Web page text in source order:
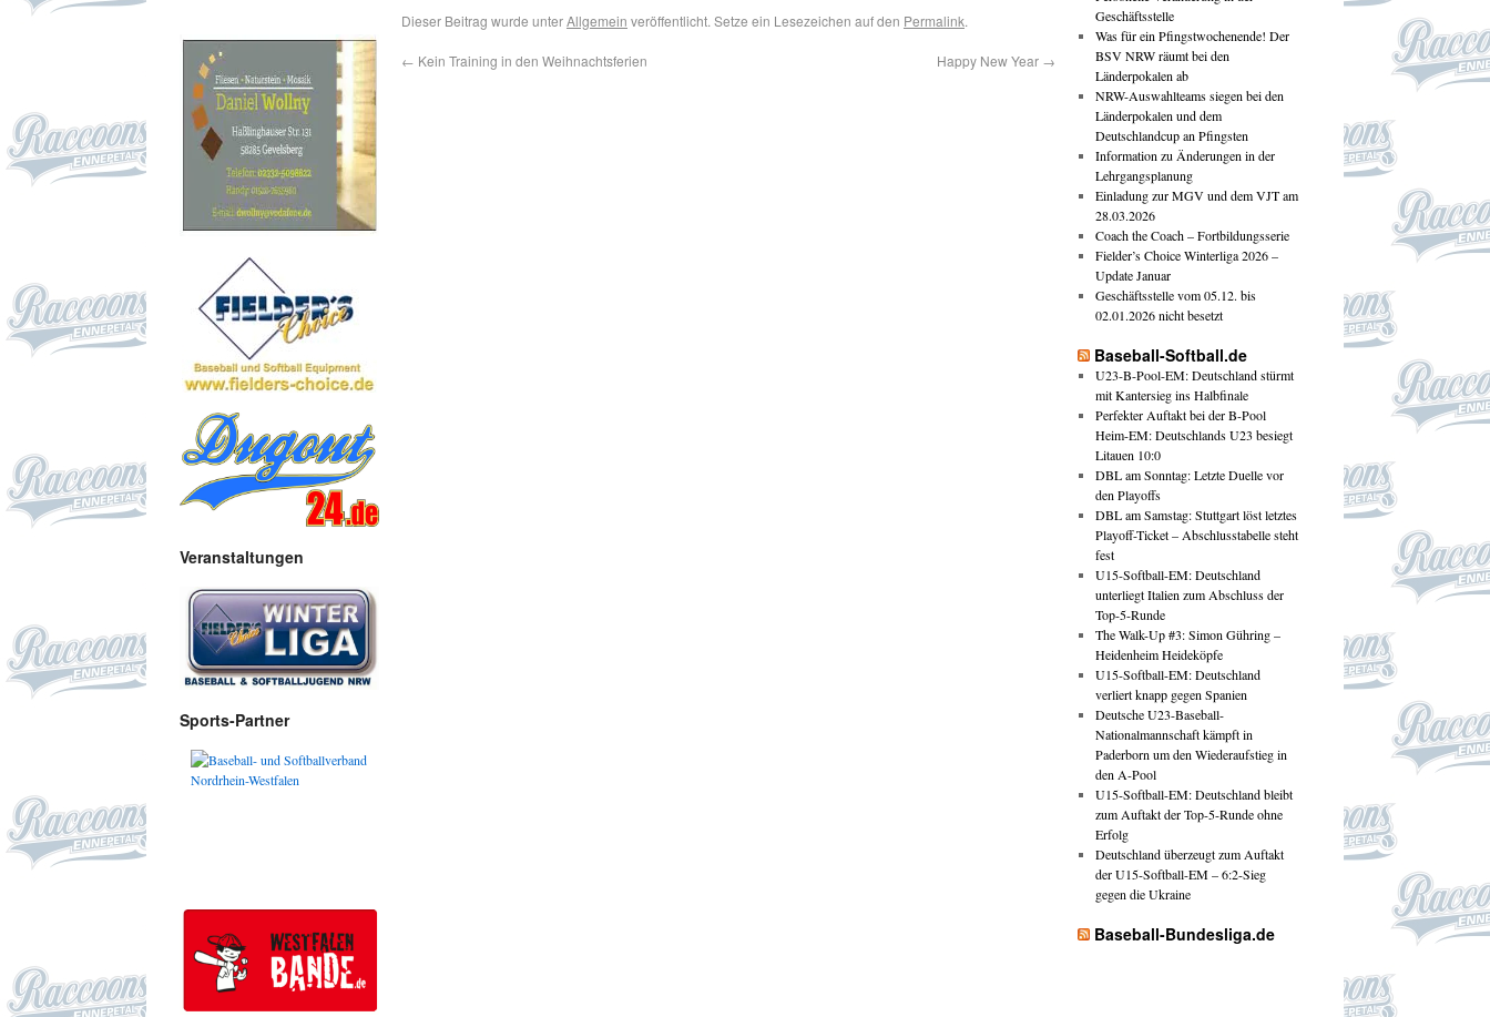
Dieser Beitrag wurde unterAllgemein veröffentlicht. Setze ein Lesezeichen auf den Permalink.
← Kein Training in den Weihnachtsferien Happy New Year →
Veranstaltungen
Sports-Partner
Geschäftsstelle
Was für ein Pfingstwochenende! Der
BSV NRW räumt bei den
Länderpokalen ab
NRW-Auswahlteams siegen bei den
Länderpokalen und dem
Deutschlandcup an Pfingsten
Information zu Änderungen in der
Lehrgangsplanung
Einladung zur MGV und dem VJT am
28.03.2026
Coach the Coach – Fortbildungsserie
Fielder’s Choice Winterliga 2026 –
Update Januar
Geschäftsstelle vom 05.12. bis
02.01.2026 nicht besetzt
Baseball-Softball.de
U23-B-Pool-EM: Deutschland stürmt
mit Kantersieg ins Halbfinale
Perfekter Auftakt bei der B-Pool
Heim-EM: Deutschlands U23 besiegt
Litauen 10:0
DBL am Sonntag: Letzte Duelle vor
den Playoffs
DBL am Samstag: Stuttgart löst letztes
Playoff-Ticket – Abschlusstabelle steht
fest
U15-Softball-EM: Deutschland
unterliegt Italien zum Abschluss der
Top-5-Runde
The Walk-Up #3: Simon Gühring –
Heidenheim Heideköpfe
U15-Softball-EM: Deutschland
verliert knapp gegen Spanien
Deutsche U23-Baseball-
Nationalmannschaft kämpft in
Paderborn um den Wiederaufstieg in
den A-Pool
U15-Softball-EM: Deutschland bleibt
zum Auftakt der Top-5-Runde ohne
Erfolg
Deutschland überzeugt zum Auftakt
der U15-Softball-EM – 6:2-Sieg
gegen die Ukraine
Baseball-Bundesliga.de